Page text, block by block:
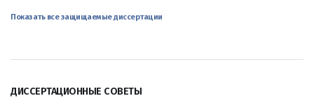
Показать все защищаемые диссертации
ДИССЕРТАЦИОННЫЕ СОВЕТЫ